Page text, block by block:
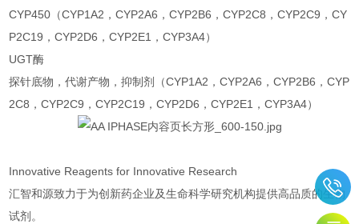
CYP450（CYP1A2，CYP2A6，CYP2B6，CYP2C8，CYP2C9，CY
P2C19，CYP2D6，CYP2E1，CYP3A4）
UGT酶
探针底物，代谢产物，抑制剂（CYP1A2，CYP2A6，CYP2B6，CYP
2C8，CYP2C9，CYP2C19，CYP2D6，CYP2E1，CYP3A4）
Innovative Reagents for Innovative Research
汇智和源致力于为创新药企业及生命科学研究机构提供高品质的生物
试剂。